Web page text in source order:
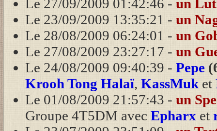
Le 27/09/2009 01:42:46 - un
Le 23/09/2009 13:35:21 - un
Le 28/08/2009 06:24:01 - un
Le 27/08/2009 23:27:17 - un
Le 24/08/2009 09:40:39 - Pepe
Krooh Tong Halaï, KassMuk et
Le 01/08/2009 21:57:43 - un
Groupe 4T5DM avec Epharx et